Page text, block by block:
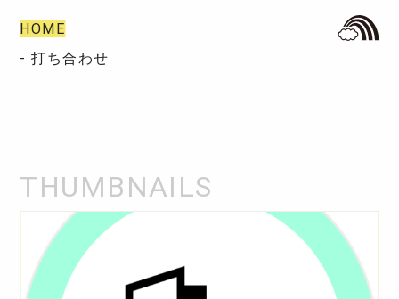
HOME
- 打ち合わせ